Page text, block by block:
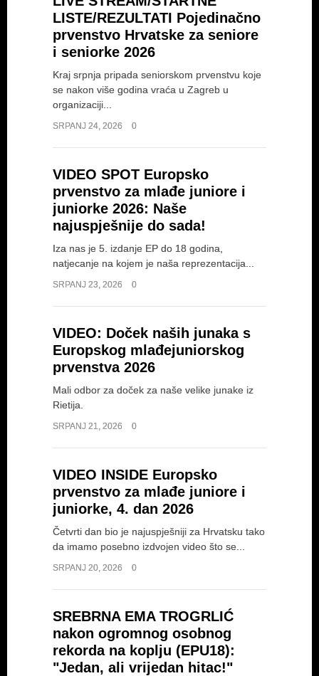
LISTE/REZULTATI Pojedinačno
prvenstvo Hrvatske za seniore
i seniorke 2026
Kraj srpnja pripada seniorskom prvenstvu koje
se nakon više godina vraća u Zagreb u
organizaciji...
SRPANJ 24, 2026 0
VIDEO SPOT Europsko
prvenstvo za mlađe juniore i
juniorke 2026: Naše
najuspješnije do sada!
Iza nas je 5. izdanje EP do 18 godina,
natjecanje na kojem je naša reprezentacija...
SRPANJ 23, 2026 0
VIDEO: Doček naših junaka s
Europskog mlađejuniorskog
prvenstva 2026
Mali odbor za doček za naše velike junake iz
Rietija.
SRPANJ 21, 2026 0
VIDEO INSIDE Europsko
prvenstvo za mlađe juniore i
juniorke, 4. dan 2026
Četvrti dan bio je najuspješniji za Hrvatsku tako
da imamo posebno izdvojen video što se...
SRPANJ 20, 2026 0
SREBRNA EMA TROGRLIĆ
nakon ogromnog osobnog
rekorda na koplju (EPU18):
"Jedan, ali vrijedan hitac!"